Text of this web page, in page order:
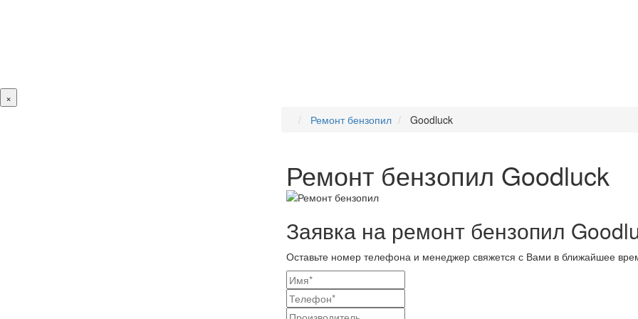
×
Ремонт бензопил
Goodluck
Ремонт бензопил Goodluck
Заявка на ремонт бензопил
Оставьте номер телефона и менеджер свяжется с Вами в ближайшее
Ваши
контактные